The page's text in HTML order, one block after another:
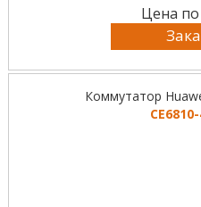
Цена по
Коммутатор